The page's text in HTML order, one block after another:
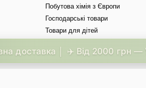
Побутова хімія з Європи
Господарські товари
Товари для дітей